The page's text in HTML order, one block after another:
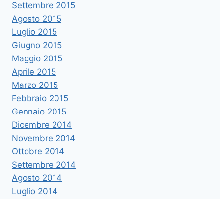
Settembre 2015
Agosto 2015
Luglio 2015
Giugno 2015
Maggio 2015
Aprile 2015
Marzo 2015
Febbraio 2015
Gennaio 2015
Dicembre 2014
Novembre 2014
Ottobre 2014
Settembre 2014
Agosto 2014
Luglio 2014